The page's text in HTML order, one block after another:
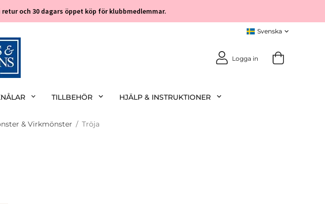
och 30 dagars öppet köp för klubbmedlemmar.
Logga in
TILLBEHÖR HJÄLP & INSTRUKTIONER
& Virkmönster / Tröja